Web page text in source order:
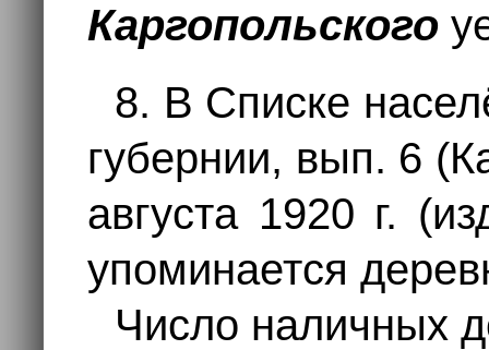
Каргопольского
8. В Списке
губернии, вып. 6
августа 1920 г.
упоминается
Число наличных